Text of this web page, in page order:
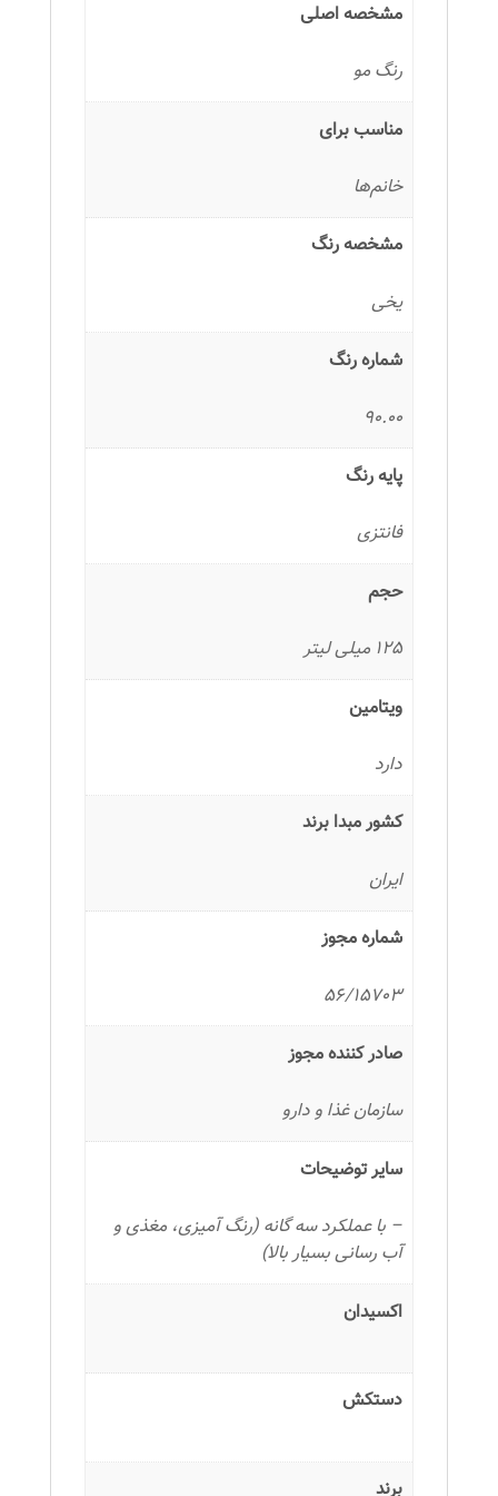
مشخصه اصلی
رنگ مو
مناسب برای
خانم‌ها
مشخصه رنگ
یخی
شماره رنگ
90.00
پایه رنگ
فانتزی
حجم
125 میلی لیتر
ویتامین
دارد
کشور مبدا برند
ایران
شماره مجوز
56/15703
صادر کننده مجوز
سازمان غذا و دارو
سایر توضیحات
– با عملکرد سه گانه (رنگ آمیزی، مغذی و
آب رسانی بسیار بالا)
اکسیدان
دستکش
برند